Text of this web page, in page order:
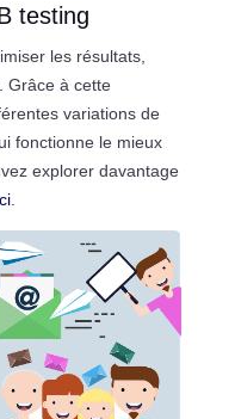
testing
les résultats,
Grâce à cette
variations de
fonctionne le mieux
explorer davantage
.